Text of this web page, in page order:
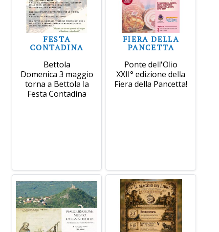
FESTA
CONTADINA
Bettola
Domenica 3 maggio
torna a Bettola la
Festa Contadina
FIERA DELLA
PANCETTA
Ponte dell'Olio
XXII° edizione della
Fiera della Pancetta!